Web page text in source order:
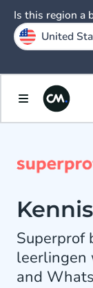
Superprof
leerlingen
and
Is this region a
United